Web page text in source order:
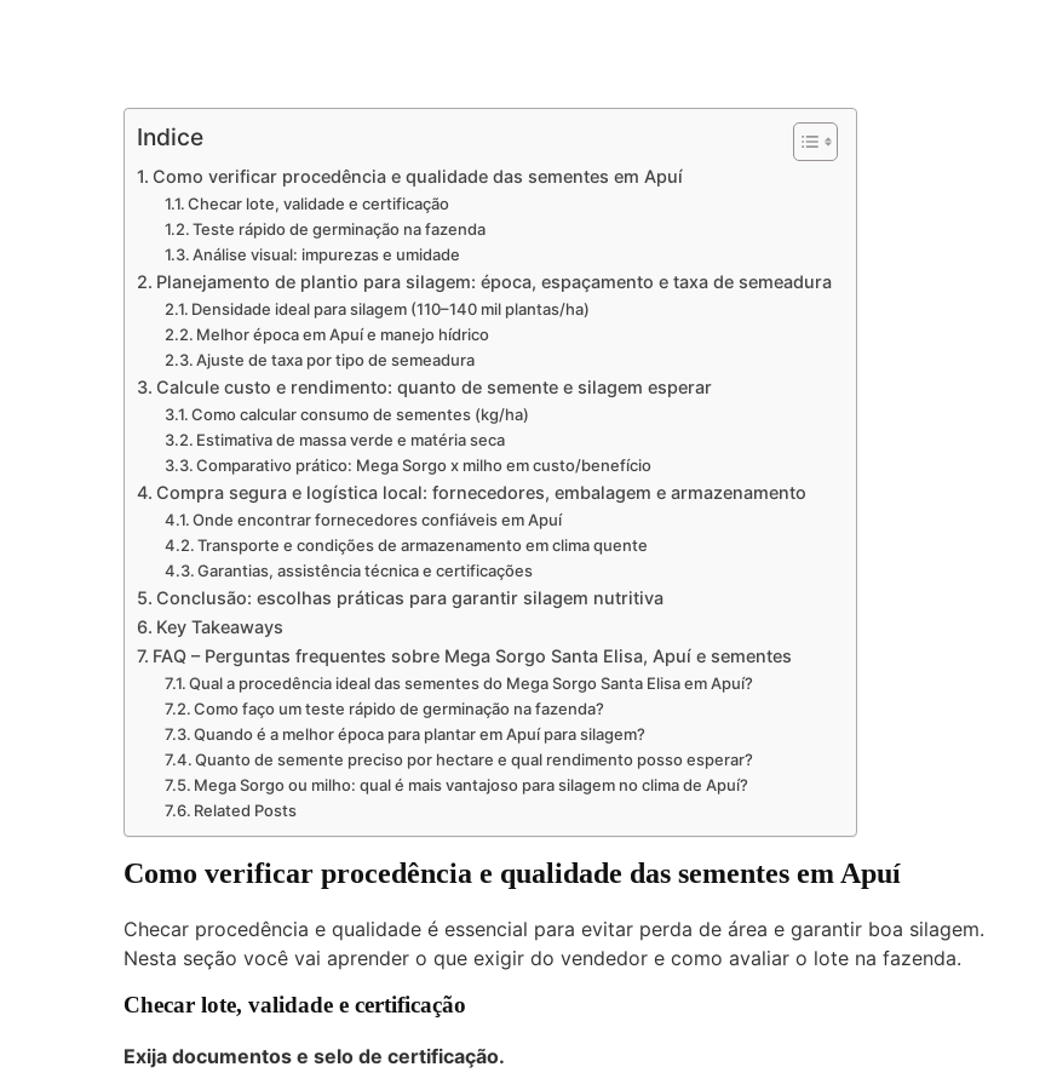
Indice
Como verificar procedência e qualidade das sementes em Apuí
Checar lote, validade e certificação
Teste rápido de germinação na fazenda
Análise visual: impurezas e umidade
Planejamento de plantio para silagem: época, espaçamento e taxa de semeadura
Densidade ideal para silagem (110–140 mil plantas/ha)
Melhor época em Apuí e manejo hídrico
Ajuste de taxa por tipo de semeadura
Calcule custo e rendimento: quanto de semente e silagem esperar
Como calcular consumo de sementes (kg/ha)
Estimativa de massa verde e matéria seca
Comparativo prático: Mega Sorgo x milho em custo/benefício
Compra segura e logística local: fornecedores, embalagem e armazenamento
Onde encontrar fornecedores confiáveis em Apuí
Transporte e condições de armazenamento em clima quente
Garantias, assistência técnica e certificações
Conclusão: escolhas práticas para garantir silagem nutritiva
Key Takeaways
FAQ – Perguntas frequentes sobre Mega Sorgo Santa Elisa, Apuí e sementes
Qual a procedência ideal das sementes do Mega Sorgo Santa Elisa em Apuí?
Como faço um teste rápido de germinação na fazenda?
Quando é a melhor época para plantar em Apuí para silagem?
Quanto de semente preciso por hectare e qual rendimento posso esperar?
Mega Sorgo ou milho: qual é mais vantajoso para silagem no clima de Apuí?
Related Posts
Como verificar procedência e qualidade das sementes em Apuí
Checar procedência e qualidade é essencial para evitar perda de área e garantir boa silagem.
Nesta seção você vai aprender o que exigir do vendedor e como avaliar o lote na fazenda.
Checar lote, validade e certificação
Exija documentos e selo de certificação.